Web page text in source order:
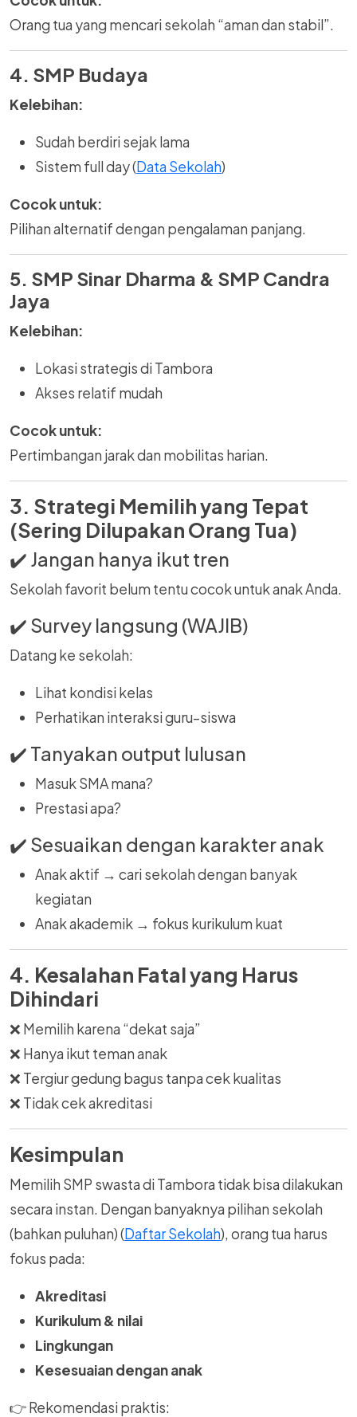
Orang tua yang mencari sekolah “aman dan stabil”.
4. SMP Budaya
Kelebihan:
Sudah berdiri sejak lama
Sistem full day (Data Sekolah)
Cocok untuk:
Pilihan alternatif dengan pengalaman panjang.
5. SMP Sinar Dharma & SMP Candra
Jaya
Kelebihan:
Lokasi strategis di Tambora
Akses relatif mudah
Cocok untuk:
Pertimbangan jarak dan mobilitas harian.
3. Strategi Memilih yang Tepat
(Sering Dilupakan Orang Tua)
✔️ Jangan hanya ikut tren
Sekolah favorit belum tentu cocok untuk anak Anda.
✔️ Survey langsung (WAJIB)
Datang ke sekolah:
Lihat kondisi kelas
Perhatikan interaksi guru–siswa
✔️ Tanyakan output lulusan
Masuk SMA mana?
Prestasi apa?
✔️ Sesuaikan dengan karakter anak
Anak aktif → cari sekolah dengan banyak
kegiatan
Anak akademik → fokus kurikulum kuat
4. Kesalahan Fatal yang Harus
Dihindari
❌ Memilih karena “dekat saja”
❌ Hanya ikut teman anak
❌ Tergiur gedung bagus tanpa cek kualitas
❌ Tidak cek akreditasi
Kesimpulan
Memilih SMP swasta di Tambora tidak bisa dilakukan
secara instan. Dengan banyaknya pilihan sekolah
(bahkan puluhan) (Daftar Sekolah), orang tua harus
fokus pada:
Akreditasi
Kurikulum & nilai
Lingkungan
Kesesuaian dengan anak
👉 Rekomendasi praktis: